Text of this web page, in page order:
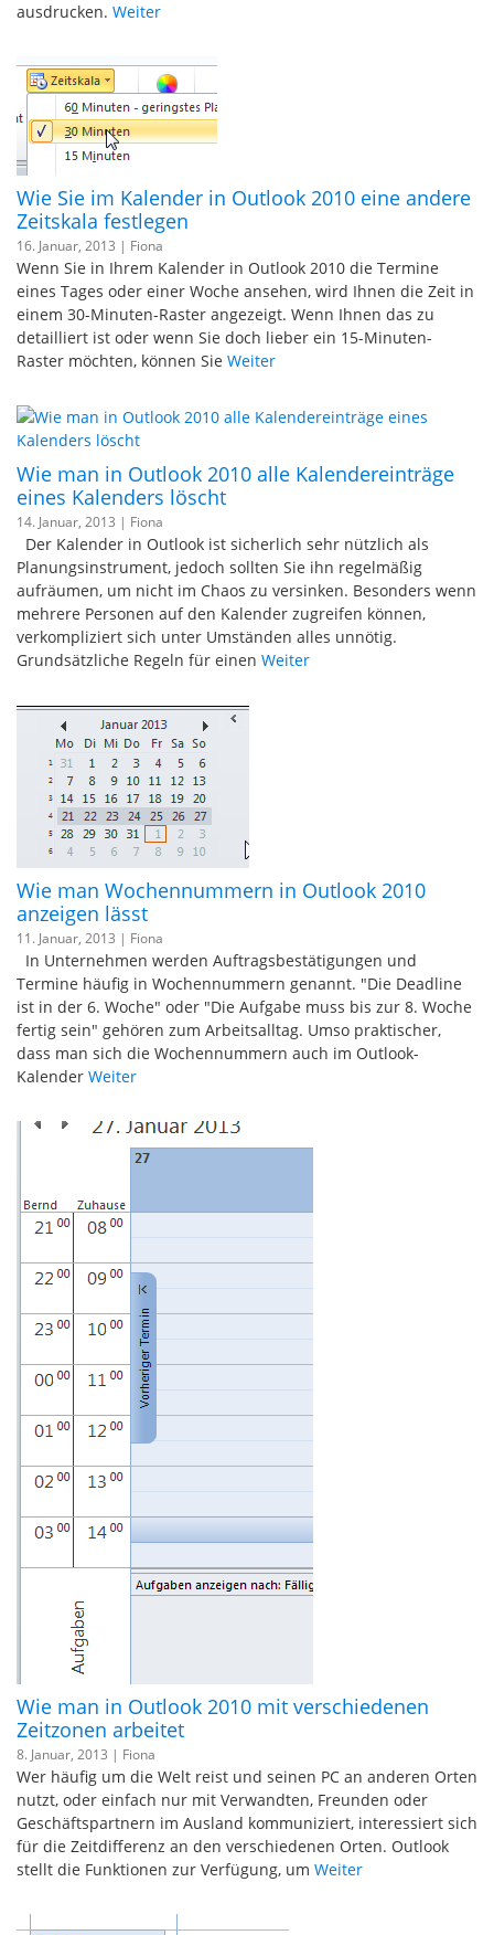
ausdrucken. Weiter
Wie Sie im Kalender in Outlook 2010 eine andere
Zeitskala festlegen
16. Januar, 2013 | Fiona
Wenn Sie in Ihrem Kalender in Outlook 2010 die Termine
eines Tages oder einer Woche ansehen, wird Ihnen die Zeit in
einem 30-Minuten-Raster angezeigt. Wenn Ihnen das zu
detailliert ist oder wenn Sie doch lieber ein 15-Minuten-
Raster möchten, können Sie Weiter
Wie man in Outlook 2010 alle Kalendereinträge
eines Kalenders löscht
14. Januar, 2013 | Fiona
Der Kalender in Outlook ist sicherlich sehr nützlich als
Planungsinstrument, jedoch sollten Sie ihn regelmäßig
aufräumen, um nicht im Chaos zu versinken. Besonders wenn
mehrere Personen auf den Kalender zugreifen können,
verkompliziert sich unter Umständen alles unnötig.
Grundsätzliche Regeln für einen Weiter
Wie man Wochennummern in Outlook 2010
anzeigen lässt
11. Januar, 2013 | Fiona
In Unternehmen werden Auftragsbestätigungen und
Termine häufig in Wochennummern genannt. "Die Deadline
ist in der 6. Woche" oder "Die Aufgabe muss bis zur 8. Woche
fertig sein" gehören zum Arbeitsalltag. Umso praktischer,
dass man sich die Wochennummern auch im Outlook-
Kalender Weiter
Wie man in Outlook 2010 mit verschiedenen
Zeitzonen arbeitet
8. Januar, 2013 | Fiona
Wer häufig um die Welt reist und seinen PC an anderen Orten
nutzt, oder einfach nur mit Verwandten, Freunden oder
Geschäftspartnern im Ausland kommuniziert, interessiert sich
für die Zeitdifferenz an den verschiedenen Orten. Outlook
stellt die Funktionen zur Verfügung, um Weiter